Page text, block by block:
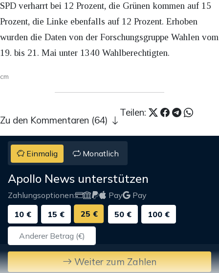
SPD verharrt bei 12 Prozent, die Grünen kommen auf 15
Prozent, die Linke ebenfalls auf 12 Prozent. Erhoben
wurden die Daten von der Forschungsgruppe Wahlen vom
19. bis 21. Mai unter 1340 Wahlberechtigten.
cm
Teilen:
Zu den Kommentaren (64)
Einmalig Monatlich
Apollo News unterstützen
Zahlungsoptionen: Pay
Pay
10 €
15 € 25 € 50 € 100 €
Weiter zum Zahlen